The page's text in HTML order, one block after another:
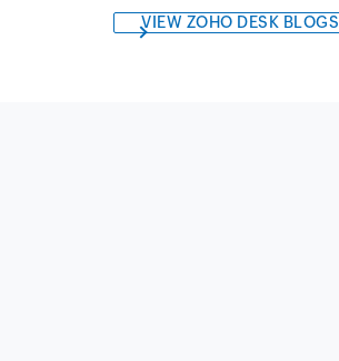
VIEW ZOHO DESK BLOGS